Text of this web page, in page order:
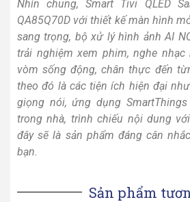
Nhìn chung, Smart Tivi QLED
QA85Q70D với thiết kế màn hình
sang trọng, bộ xử lý hình ảnh AI
trải nghiệm xem phim, nghe nhạc
vòm sống động, chân thực đến
theo đó là các tiện ích hiện đại
giọng nói, ứng dụng
trong nhà, trình chiếu nội dung
đây sẽ là sản phẩm đáng cân
bạn.
Sản phẩm